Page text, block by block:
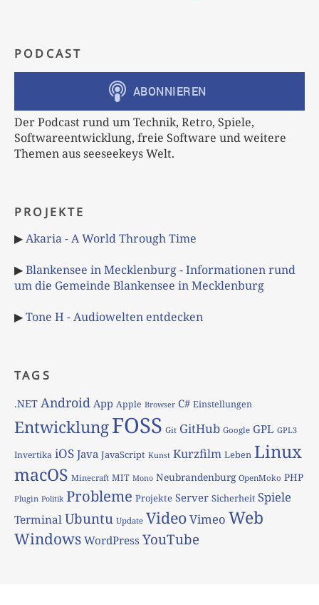
PODCAST
Der Podcast rund um Technik, Retro, Spiele,
Softwareentwicklung, freie Software und weitere
Themen aus seeseekeys Welt.
PROJEKTE
▶Akaria - A World Through Time
▶Blankensee in Mecklenburg - Informationen rund
um die Gemeinde Blankensee in Mecklenburg
▶Tone H - Audiowelten entdecken
TAGS
.NET Android App Apple Browser C# Einstellungen
EntwicklungFOSS Git GitHub Google GPL GPL3
Invertika iOS Java JavaScript Kunst Kurzfilm Leben Linux
macOS Minecraft MIT Mono Neubrandenburg OpenMoko PHP
Plugin Politik Probleme Projekte Server Sicherheit Spiele
TerminalUbuntu Update VideoVimeo Web
Windows WordPress YouTube